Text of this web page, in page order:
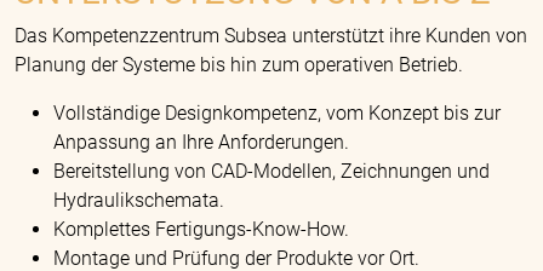
Das Kompetenzzentrum Subsea unterstützt ihre Kunden von
Planung der Systeme bis hin zum operativen Betrieb.
Vollständige Designkompetenz, vom Konzept bis zur
Anpassung an Ihre Anforderungen.
Bereitstellung von CAD-Modellen, Zeichnungen und
Hydraulikschemata.
Komplettes Fertigungs-Know-How.
Montage und Prüfung der Produkte vor Ort.